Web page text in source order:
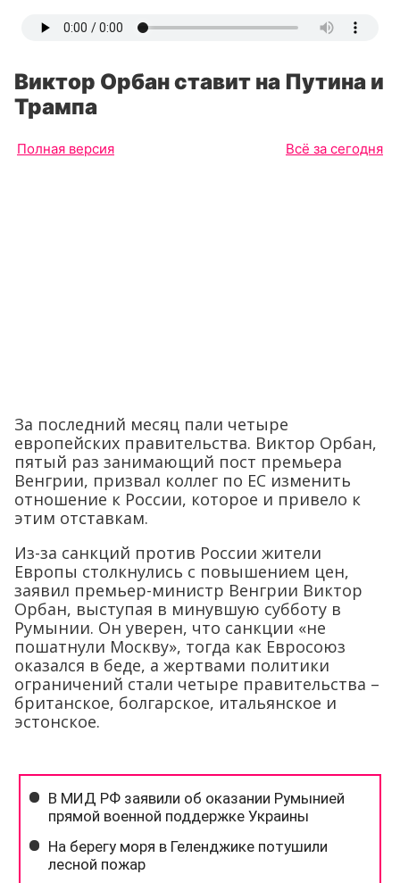
Виктор Орбан ставит на Путина и
Трампа
Полная версия Всё за сегодня
За последний месяц пали четыре
европейских правительства. Виктор Орбан,
пятый раз занимающий пост премьера
Венгрии, призвал коллег по ЕС изменить
отношение к России, которое и привело к
этим отставкам.
Из-за санкций против России жители
Европы столкнулись с повышением цен,
заявил премьер-министр Венгрии Виктор
Орбан, выступая в минувшую субботу в
Румынии. Он уверен, что санкции «не
пошатнули Москву», тогда как Евросоюз
оказался в беде, а жертвами политики
ограничений стали четыре правительства –
британское, болгарское, итальянское и
эстонское.